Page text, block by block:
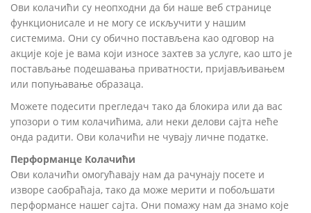
Ови колачићи су неопходни да би наше веб странице
функционисале и не могу се искључити у нашим
системима. Они су обично постављена као одговор на
акције које је вама који износе захтев за услуге, као што је
постављање подешавања приватности, пријављивањем
или попуњавање образаца.
Можете подесити прегледач тако да блокира или да вас
упозори о тим колачићима, али неки делови сајта неће
онда радити. Ови колачићи не чувају личне податке.
Перформанце Колачићи
Ови колачићи омогућавају нам да рачунају посете и
изворе саобраћаја, тако да може мерити и побољшати
перформансе нашег сајта. Они помажу нам да знамо које